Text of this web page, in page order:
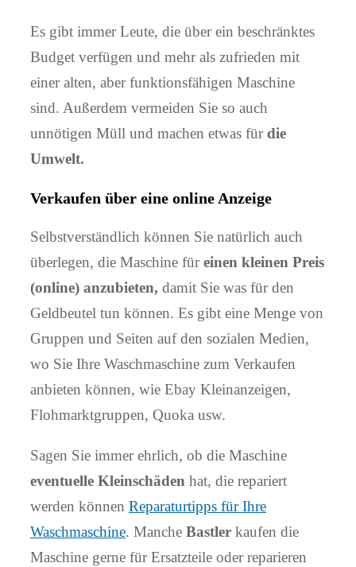
Es gibt immer Leute, die über ein beschränktes
Budget verfügen und mehr als zufrieden mit
einer alten, aber funktionsfähigen Maschine
sind. Außerdem vermeiden Sie so auch
unnötigen Müll und machen etwas fürdie
Umwelt.
Verkaufen über eine online Anzeige
Selbstverständlich können Sie natürlich auch
überlegen, die Maschine füreinen kleinen Preis
(online) anzubieten, damit Sie was für den
Geldbeutel tun können. Es gibt eine Menge von
Gruppen und Seiten auf den sozialen Medien,
wo Sie Ihre Waschmaschine zum Verkaufen
anbieten können, wie Ebay Kleinanzeigen,
Flohmarktgruppen, Quoka usw.
Sagen Sie immer ehrlich, ob die Maschine
eventuelle Kleinschäden hat, die repariert
werden können Reparaturtipps für Ihre
Waschmaschine. Manche Bastlerkaufen die
Maschine gerne für Ersatzteile oder reparieren